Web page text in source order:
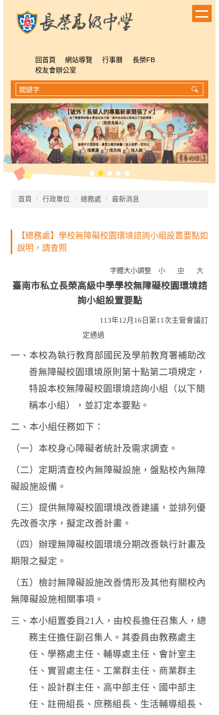
回首頁 網站導覽 行事曆
長榮FB
校友會辦公室
首頁 行政單位 總務處 最新消息
【總務處】學校無障礙校園環境諮詢小組設置要點如
說明，請查照
字體大小調整 小 中 大
臺南市私立長榮高級中學學校無障礙校園環境諮
詢小組設置要點
113年12月16日第11次主管會議訂
定通過
一、本校為執行教育部國民及學前教育署補助改
善無障礙校園環境原則第十點第二項規定，
特設本校無障礙校園環境諮詢小組（以下簡
稱本小組），並訂定本要點。
二、本小組任務如下：
（一）本校身心障礙者統計及需求調查。
（二）定期清查校內無障礙設施，盤點校內無障
礙設施設備。
（三）提供無障礙校園環境改善建議，並排列優
先改善次序，擬定改善計畫。
（四）辦理無障礙校園環境分期改善執行計畫及
期限之擬定。
（五）檢討無障礙設施改善情形及其他有關校內
無障礙設施相關事項。
三、本小組置委員21人，由校長擔任召集人，總
務主任擔任副召集人。其委員由教務處主
任、學務處主任、輔導處主任、會計室主
任、實習處主任、工業群主任、商業群主
任、設計群主任、高中部主任、國中部主
任、註冊組長、庶務組長、生活輔導組長、